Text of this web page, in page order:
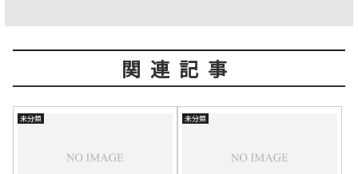
関連記事
未分類 未分類